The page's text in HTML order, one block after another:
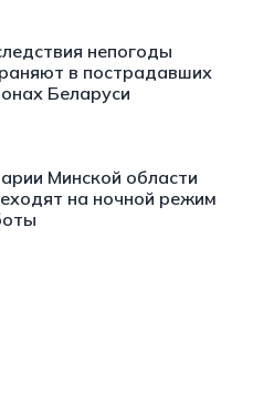
непогоды
в пострадавших
Беларуси
Минской области
на ночной режим